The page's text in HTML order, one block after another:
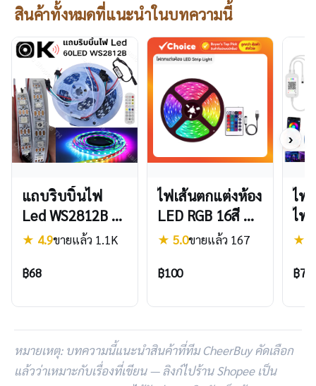
สินค้าทั้งหมดที่แนะนำในบทความนี้
แถบริบบิ้นไฟ
Led WS2812B 60
ดวง/M DC5V ยาว
แถบไฟ Led Strip
LED บลูทูธ
★ 4.9ขายแล้ว 1.1K
฿68
ไฟเส้นตกแต่งห้อง
LED RGB 16สี 🌈
บลูทูธ 💡 ควบคุม
ห้องเกมเมอร์ ไฟ
★ 5.0ขายแล้ว 167
฿100
ไฟ
ไฟ
ตก
เป
ตก
ตก
★
฿73
›
หมายเหตุ: บทความนี้แนะนำสินค้าที่ทีม CheerBuy คัดเลือก
แล้วว่าเหมาะกับเรื่องที่เขียน — ลิงก์ไปร้าน Shopee เป็น